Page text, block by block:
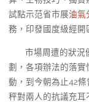
試點示范省市展油氣
務，印發國度級經開
市場周遭的狀況
劃，各項辦法的落實
動，到今朝為止42
秤對兩人的抗議充